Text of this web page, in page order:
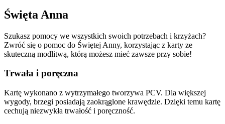
Święta Anna
Szukasz pomocy we wszystkich swoich potrzebach i krzyżach?
Zwróć się o pomoc do Świętej Anny, korzystając z karty ze
skuteczną modlitwą, którą możesz mieć zawsze przy sobie!
Trwała i poręczna
Kartę wykonano z wytrzymałego tworzywa PCV. Dla większej
wygody, brzegi posiadają zaokrąglone krawędzie. Dzięki temu kartę
cechują niezwykła trwałość i poręczność.